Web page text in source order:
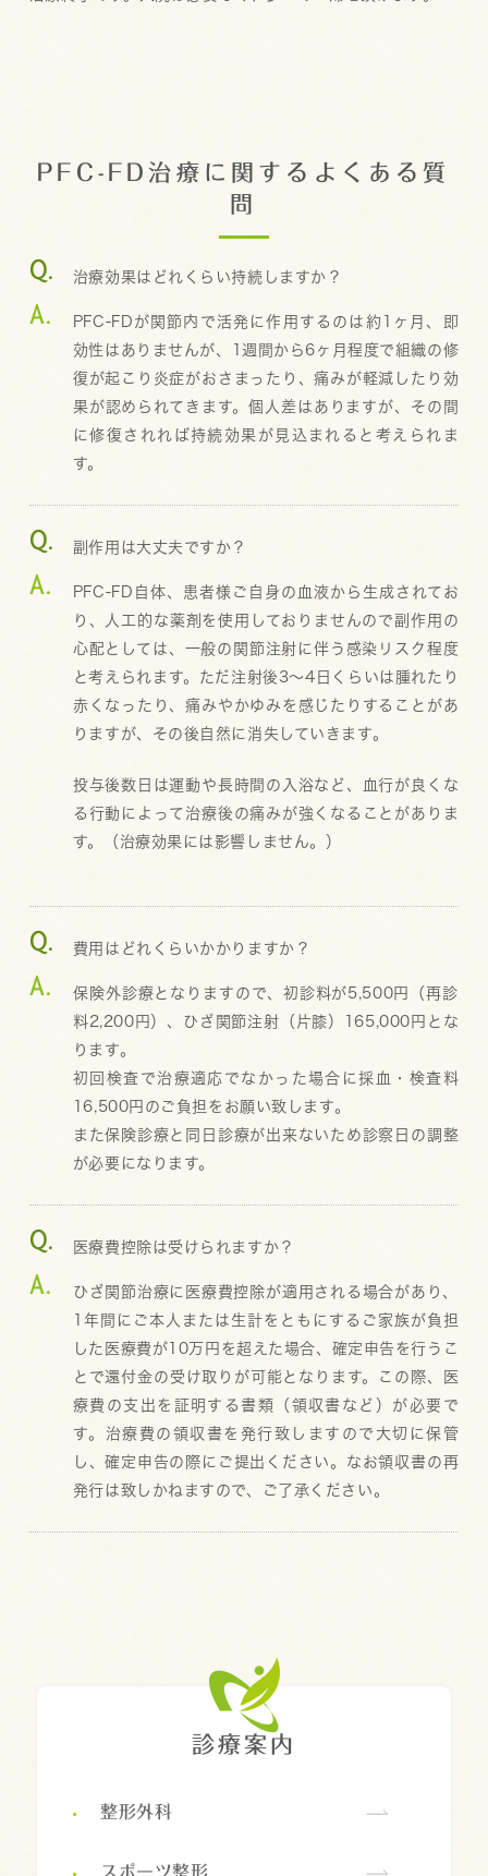
PFC-FD治療に関するよくある質
問
治療効果はどれくらい持続しますか？
PFC-FDが関節内で活発に作用するのは約1ヶ月、即
効性はありませんが、1週間から6ヶ月程度で組織の修
復が起こり炎症がおさまったり、痛みが軽減したり効
果が認められてきます。個人差はありますが、その間
に修復されれば持続効果が見込まれると考えられま
す。
副作用は大丈夫ですか？
PFC-FD自体、患者様ご自身の血液から生成されてお
り、人工的な薬剤を使用しておりませんので副作用の
心配としては、一般の関節注射に伴う感染リスク程度
と考えられます。ただ注射後3～4日くらいは腫れたり
赤くなったり、痛みやかゆみを感じたりすることがあ
りますが、その後自然に消失していきます。
投与後数日は運動や長時間の入浴など、血行が良くな
る行動によって治療後の痛みが強くなることがありま
す。（治療効果には影響しません。）
費用はどれくらいかかりますか？
保険外診療となりますので、初診料が5,500円（再診
料2,200円）、ひざ関節注射（片膝）165,000円とな
ります。
初回検査で治療適応でなかった場合に採血・検査料
16,500円のご負担をお願い致します。
また保険診療と同日診療が出来ないため診察日の調整
が必要になります。
医療費控除は受けられますか？
ひざ関節治療に医療費控除が適用される場合があり、
1年間にご本人または生計をともにするご家族が負担
した医療費が10万円を超えた場合、確定申告を行うこ
とで還付金の受け取りが可能となります。この際、医
療費の支出を証明する書類（領収書など）が必要で
す。治療費の領収書を発行致しますので大切に保管
し、確定申告の際にご提出ください。なお領収書の再
発行は致しかねますので、ご了承ください。
診療案内
整形外科
スポーツ整形